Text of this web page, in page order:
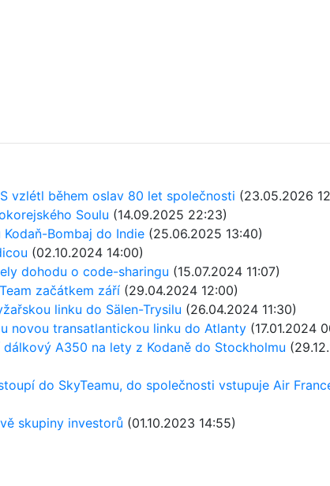
vzlétl během oslav 80 let společnosti (23.05.2026
Soulu (14.09.2025 22:23)
Bombaj do Indie (25.06.2025 13:40)
(02.10.2024 14:00)
dohodu o code-sharingu (15.07.2024 11:07)
začátkem září (29.04.2024 12:00)
linku do Sälen-Trysilu (26.04.2024 11:30)
novou transatlantickou linku do Atlanty (17.01.2024
dálkový A350 na lety z Kodaně do Stockholmu
do SkyTeamu, do společnosti vstupuje Air
skupiny investorů (01.10.2023 14:55)